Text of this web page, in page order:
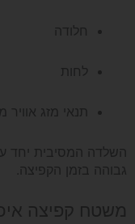
חלודה
לחות
תנאי מזג אוויר
השלדה המסיבית יחד
גבוהה בזמן הקפיצה.
משטח קפיצה